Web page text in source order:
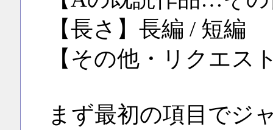
【長さ】長編 / 短編
【その他・リクエス
まず最初の項目でジ